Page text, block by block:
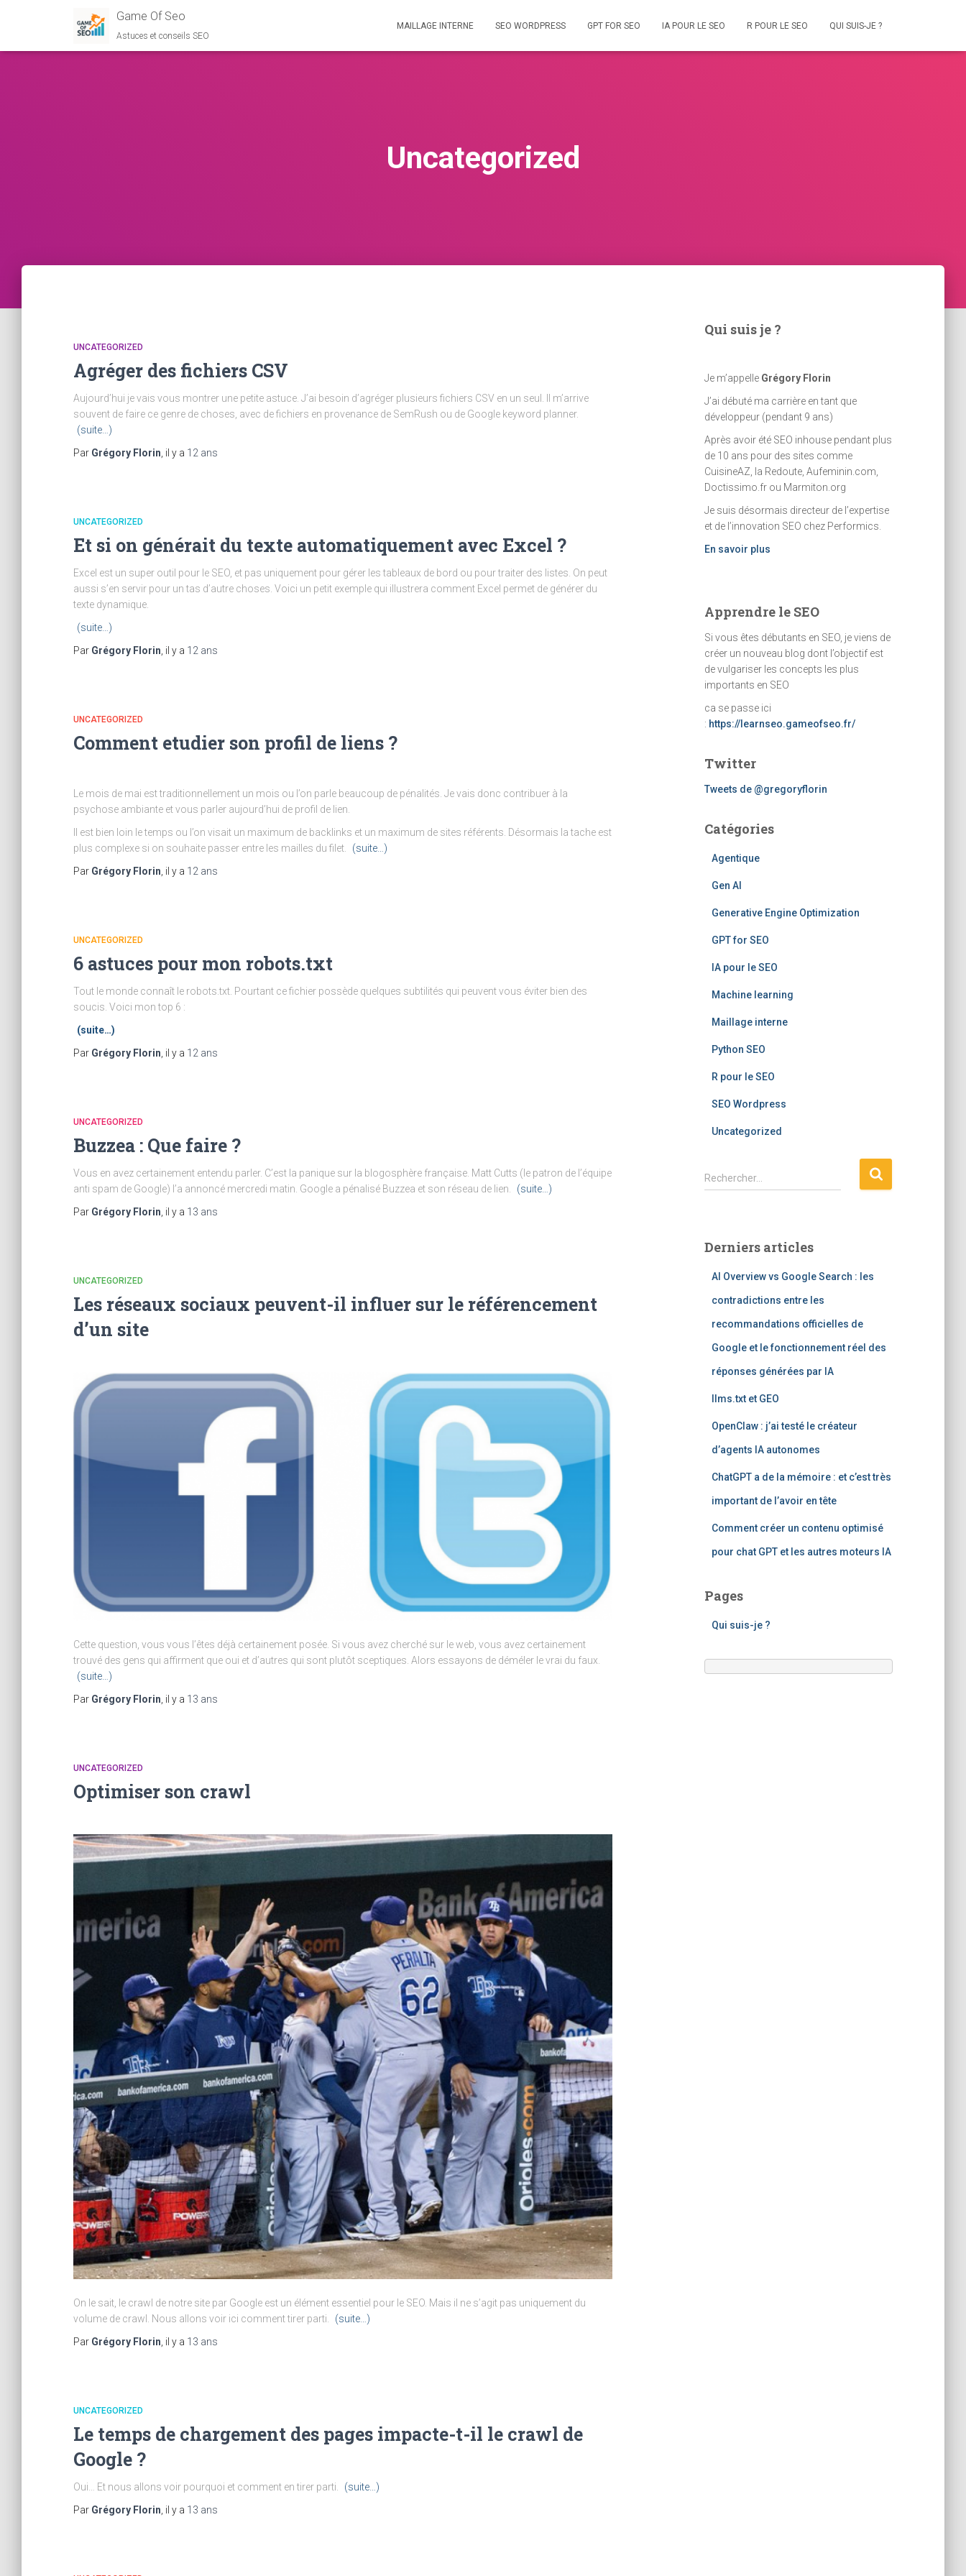
Game Of Seo
Astuces et conseils SEO
MAILLAGE INTERNE SEO WORDPRESS GPT FOR SEO IA POUR LE SEO R POUR LE SEO QUI SUIS-JE ?
Uncategorized
UNCATEGORIZED
Agréger des fichiers CSV
Aujourd’hui je vais vous montrer une petite astuce. J’ai besoin d’agréger plusieurs fichiers CSV en un seul. Il m’arrive
souvent de faire ce genre de choses, avec de fichiers en provenance de SemRush ou de Google keyword planner.
(suite…)
Par Grégory Florin , il y a 12 ans
UNCATEGORIZED
Et si on générait du texte automatiquement avec Excel ?
Excel est un super outil pour le SEO, et pas uniquement pour gérer les tableaux de bord ou pour traiter des listes. On peut
aussi s’en servir pour un tas d’autre choses. Voici un petit exemple qui illustrera comment Excel permet de générer du
texte dynamique.
(suite…)
Par Grégory Florin , il y a 12 ans
UNCATEGORIZED
Comment etudier son profil de liens ?
Le mois de mai est traditionnellement un mois ou l’on parle beaucoup de pénalités. Je vais donc contribuer à la
psychose ambiante et vous parler aujourd’hui de profil de lien.
Il est bien loin le temps ou l’on visait un maximum de backlinks et un maximum de sites référents. Désormais la tache est
plus complexe si on souhaite passer entre les mailles du filet.
(suite…)
Par Grégory Florin , il y a 12 ans
UNCATEGORIZED
6 astuces pour mon robots.txt
Tout le monde connaît le robots.txt. Pourtant ce fichier possède quelques subtilités qui peuvent vous éviter bien des
soucis. Voici mon top 6 :
(suite…)
Par Grégory Florin , il y a 12 ans
UNCATEGORIZED
Buzzea : Que faire ?
Vous en avez certainement entendu parler. C’est la panique sur la blogosphère française. Matt Cutts (le patron de l’équipe
anti spam de Google) l’a annoncé mercredi matin. Google a pénalisé Buzzea et son réseau de lien.
(suite…)
Par Grégory Florin , il y a 13 ans
UNCATEGORIZED
Les réseaux sociaux peuvent-il influer sur le référencement
d’un site
Cette question, vous vous l’êtes déjà certainement posée. Si vous avez cherché sur le web, vous avez certainement
trouvé des gens qui affirment que oui et d’autres qui sont plutôt sceptiques. Alors essayons de déméler le vrai du faux.
(suite…)
Par Grégory Florin, il y a 13 ans
UNCATEGORIZED
Optimiser son crawl
On le sait, le crawl de notre site par Google est un élément essentiel pour le SEO. Mais il ne s’agit pas uniquement du
volume de crawl. Nous allons voir ici comment tirer parti.
(suite…)
Par Grégory Florin , il y a 13 ans
UNCATEGORIZED
Le temps de chargement des pages impacte-t-il le crawl de
Google ?
Oui… Et nous allons voir pourquoi et comment en tirer parti.
(suite…)
Par Grégory Florin , il y a 13 ans
Qui suis je ?
Je m’appelle Grégory Florin
J’ai débuté ma carrière en tant que
développeur (pendant 9 ans)
Après avoir été SEO inhouse pendant plus
de 10 ans pour des sites comme
CuisineAZ, la Redoute, Aufeminin.com,
Doctissimo.fr ou Marmiton.org
Je suis désormais directeur de l’expertise
et de l’innovation SEO chez Performics.
En savoir plus
Apprendre le SEO
Si vous êtes débutants en SEO, je viens de
créer un nouveau blog dont l’objectif est
de vulgariser les concepts les plus
importants en SEO
ca se passe ici
: https://learnseo.gameofseo.fr/
Twitter
Tweets de @gregoryflorin
Catégories
Agentique
Gen AI
Generative Engine Optimization
GPT for SEO
IA pour le SEO
Machine learning
Maillage interne
Python SEO
R pour le SEO
SEO Wordpress
Uncategorized
R
e
r
Rechercher…
Derniers articles
AI Overview vs Google Search : les
contradictions entre les
recommandations officielles de
Google et le fonctionnement réel des
réponses générées par IA
llms.txt et GEO
OpenClaw : j’ai testé le créateur
d’agents IA autonomes
ChatGPT a de la mémoire : et c’est très
important de l’avoir en tête
Comment créer un contenu optimisé
pour chat GPT et les autres moteurs IA
Pages
Qui suis-je ?